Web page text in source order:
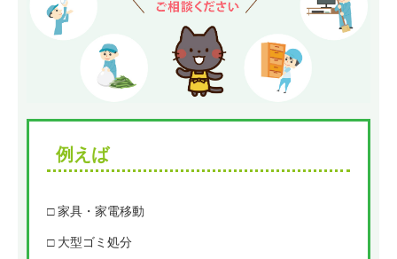
例えば
□ 家具・家電移動
□ 大型ゴミ処分